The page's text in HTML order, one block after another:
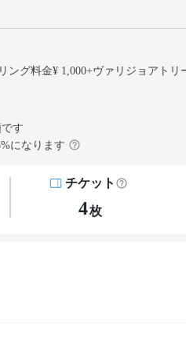
ング料金¥ 1,000+ヴァリジョアトリ
す
%になります
チケット
4枚